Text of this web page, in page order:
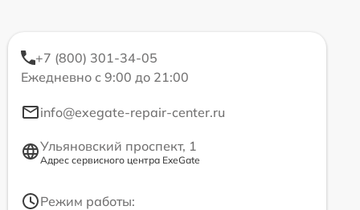
+7 (800) 301-34-05
Ежедневно с 9:00 до 21:00
info@exegate-repair-center.ru
Ульяновский проспект, 1
Адрес сервисного центра ExeGate
Режим работы: